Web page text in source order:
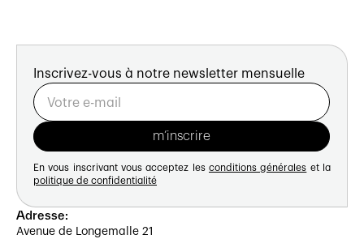
Inscrivez-vous à notre newsletter mensuelle
En vous inscrivant vous acceptez les conditions générales et la
politique de confidentialité
Adresse:
Avenue de Longemalle 21